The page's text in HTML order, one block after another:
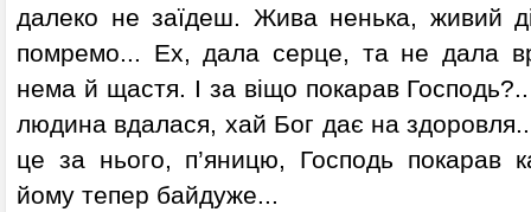
далеко не заїдеш. Жива ненька, живий
помремо... Ех, дала серце, та не дала
нема й щастя. І за віщо покарав
людина вдалася, хай Бог дає на
це за нього, п’яницю, Господь покарав
йому тепер байдуже...